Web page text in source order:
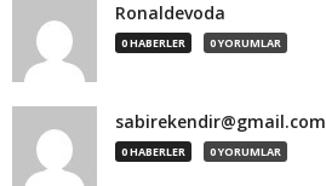
Ronaldevoda
0 HABERLER 0 YORUMLAR
sabirekendir@gmail.com
0 HABERLER 0 YORUMLAR